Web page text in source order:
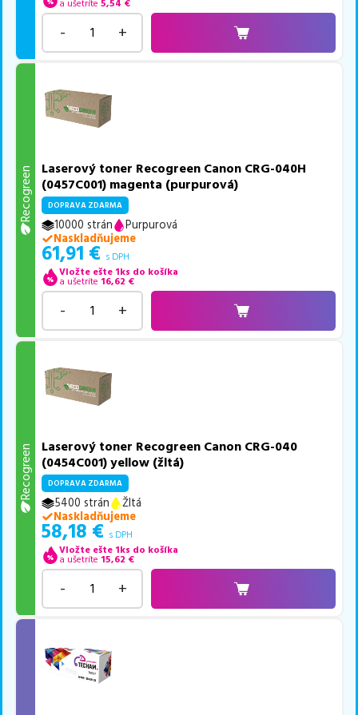
a ušetríte 5,54 €
- +
Recogreen Laserový toner Recogreen Canon CRG-040H
(0457C001) magenta (purpurová)
DOPRAVA ZDARMA
10000 strán
Purpurová
Naskladňujeme
61,91 € s DPH
Vložte ešte 1ks do košíka
a ušetríte 16,62 €
- +
Recogreen Laserový toner Recogreen Canon CRG-040
(0454C001) yellow (žltá)
DOPRAVA ZDARMA
5400 strán
Žltá
Naskladňujeme
58,18 € s DPH
Vložte ešte 1ks do košíka
a ušetríte 15,62 €
- +